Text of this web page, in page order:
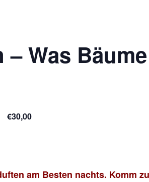
Was
€30,00
am Besten nachts. Komm